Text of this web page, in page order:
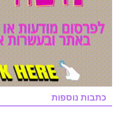
כתבות נוספות